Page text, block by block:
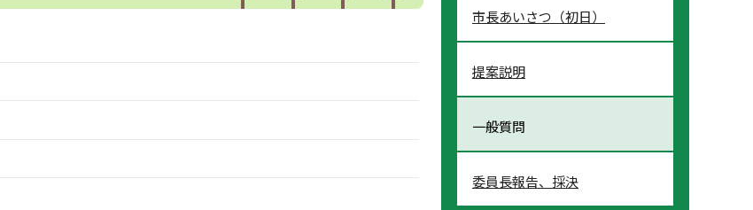
市長あいさつ（初日）
提案説明
一般質問
委員長報告、採決